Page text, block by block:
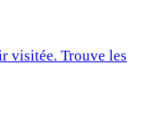
visitée. Trouve les